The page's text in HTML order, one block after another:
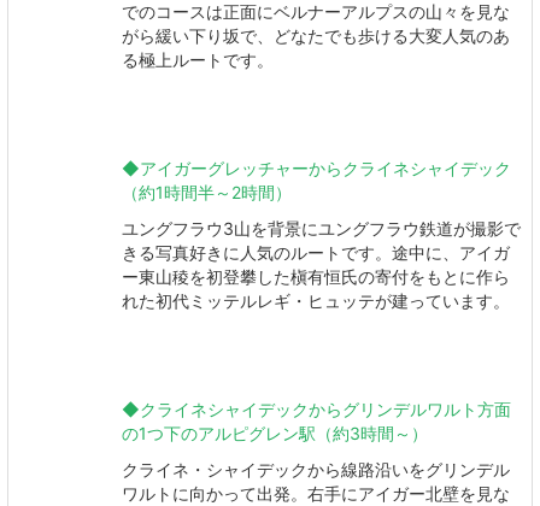
でのコースは正面にベルナーアルプスの山々を見な
がら緩い下り坂で、どなたでも歩ける大変人気のあ
る極上ルートです。
◆アイガーグレッチャーからクライネシャイデック
（約1時間半～2時間）
​​​​​​​ユングフラウ3山を背景にユングフラウ鉄道が撮影で
きる写真好きに人気のルートです。途中に、アイガ
ー東山稜を初登攀した槇有恒氏の寄付をもとに作ら
れた初代ミッテルレギ・ヒュッテが建っています。
◆クライネシャイデックからグリンデルワルト方面
の1つ下のアルピグレン駅（約3時間～）
クライネ・シャイデックから線路沿いをグリンデル
ワルトに向かって出発。右手にアイガー北壁を見な